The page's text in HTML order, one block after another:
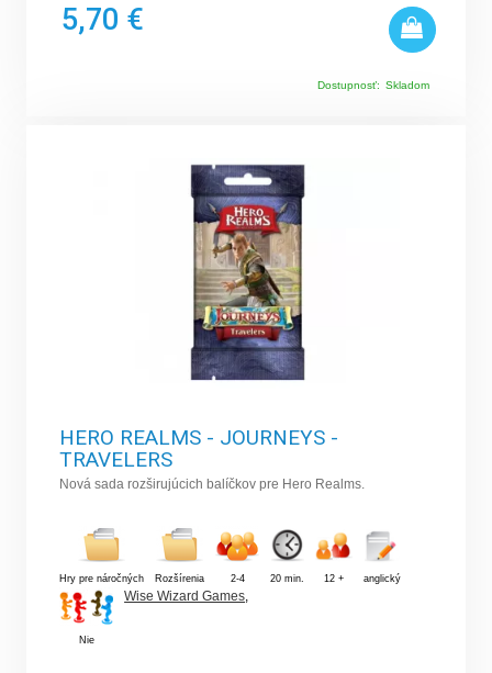
5,70 €
Dostupnosť: Skladom
HERO REALMS - JOURNEYS -
TRAVELERS
Nová sada rozširujúcich balíčkov pre Hero Realms.
Hry pre náročných Rozšírenia 2-4 20 min. 12 + anglický
Nie
Wise Wizard Games,